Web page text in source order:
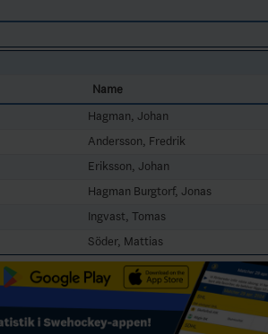
Name
Hagman, Johan
Andersson, Fredrik
Eriksson, Johan
Hagman Burgtorf, Jonas
Ingvast, Tomas
Söder, Mattias